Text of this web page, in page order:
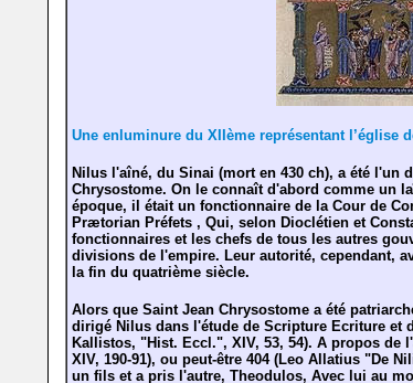
Une enluminure du XIIème représentant l’église
Nilus l'aîné, du Sinai (mort en 430 ch), a été l'un
Chrysostome. On le connaît d'abord comme un
époque, il était un fonctionnaire de la Cour de
Prætorian Préfets , Qui, selon Dioclétien et
fonctionnaires et les chefs de tous les autres
divisions de l'empire. Leur autorité, cependant,
la fin du quatrième siècle.
Alors que Saint Jean Chrysostome a été
dirigé Nilus dans l'étude de Scripture Ecriture et
Kallistos, "Hist. Eccl.", XIV, 53, 54). A propos de
XIV, 190-91), ou peut-être 404 (Leo Allatius "De
un fils et a pris l'autre, Theodulos, Avec lui au